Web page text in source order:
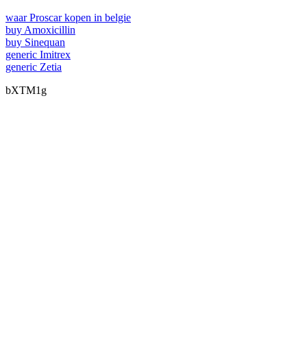
waar Proscar kopen in belgie
buy Amoxicillin
buy Sinequan
generic Imitrex
generic Zetia
bXTM1g